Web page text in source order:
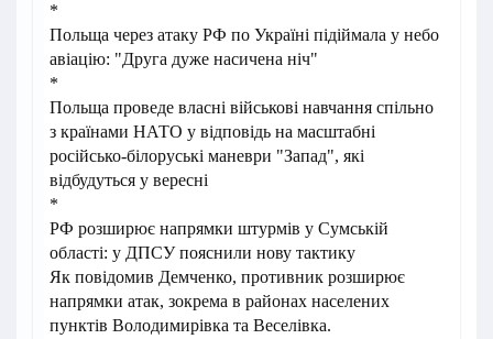
*
Польща через атаку РФ по Україні підіймала у небо
авіацію: "Друга дуже насичена ніч"
*
Польща проведе власні військові навчання спільно
з країнами НАТО у відповідь на масштабні
російсько-білоруські маневри "Запад", які
відбудуться у вересні
*
РФ розширює напрямки штурмів у Сумській
області: у ДПСУ пояснили нову тактику
Як повідомив Демченко, противник розширює
напрямки атак, зокрема в районах населених
пунктів Володимирівка та Веселівка.